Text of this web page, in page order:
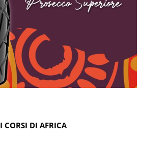
I CORSI DI AFRICA